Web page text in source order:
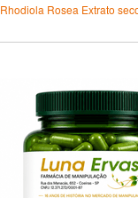
Rhodiola Rosea Extrato